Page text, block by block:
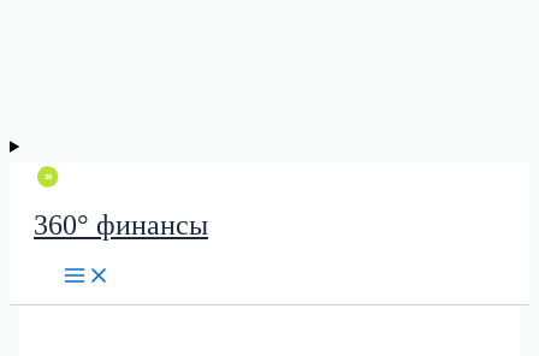
360° финансы